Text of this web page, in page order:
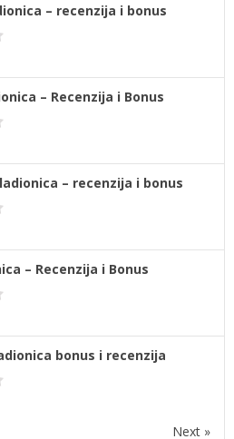
– recenzija i bonus
– Recenzija i Bonus
– recenzija i bonus
– Recenzija i Bonus
bonus i recenzija
Next »